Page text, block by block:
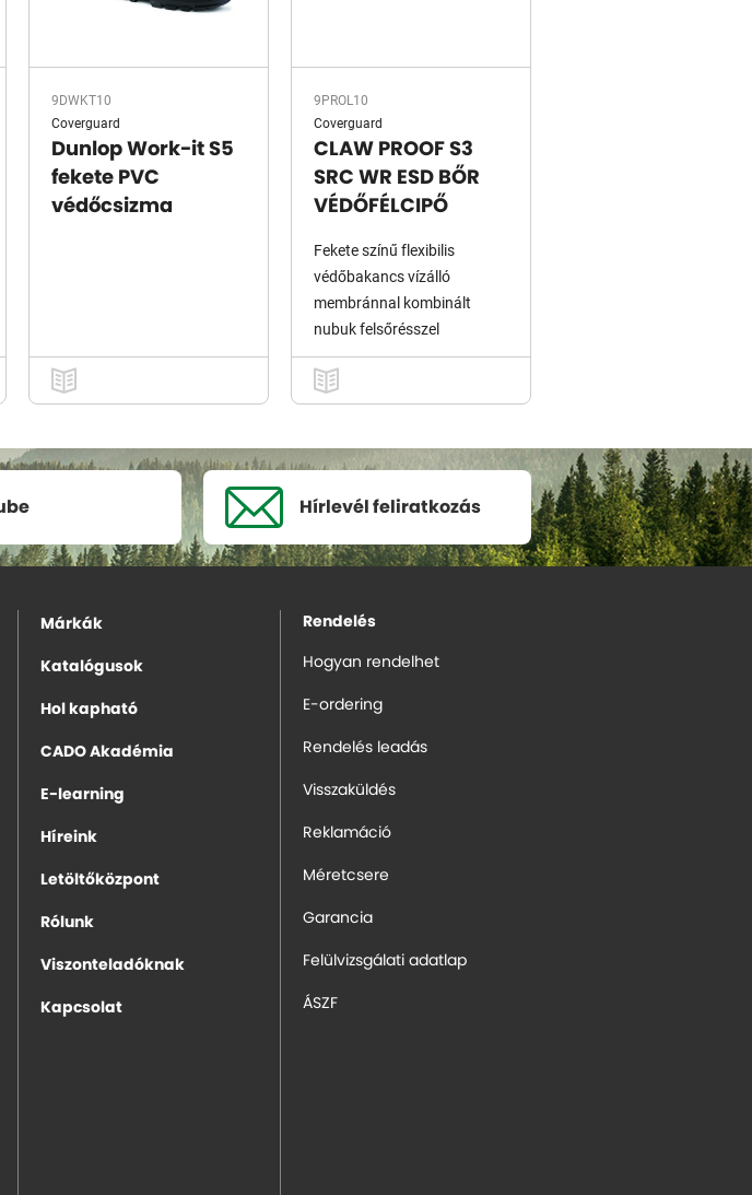
9DWKT10
Coverguard
Dunlop Work-it S5
fekete PVC
védőcsizma
9PROL10
Coverguard
CLAW PROOF S3
SRC WR ESD BŐR
VÉDŐFÉLCIPŐ
Fekete színű flexibilis
védőbakancs vízálló
membránnal kombinált
nubuk felsőrésszel
Hírlevél feliratkozás
Márkák
Katalógusok
Hol kapható
CADO Akadémia
E-learning
Híreink
Letöltőközpont
Rólunk
Viszonteladóknak
Kapcsolat
Rendelés
Hogyan rendelhet
E-ordering
Rendelés leadás
Visszaküldés
Reklamáció
Méretcsere
Garancia
Felülvizsgálati adatlap
ÁSZF